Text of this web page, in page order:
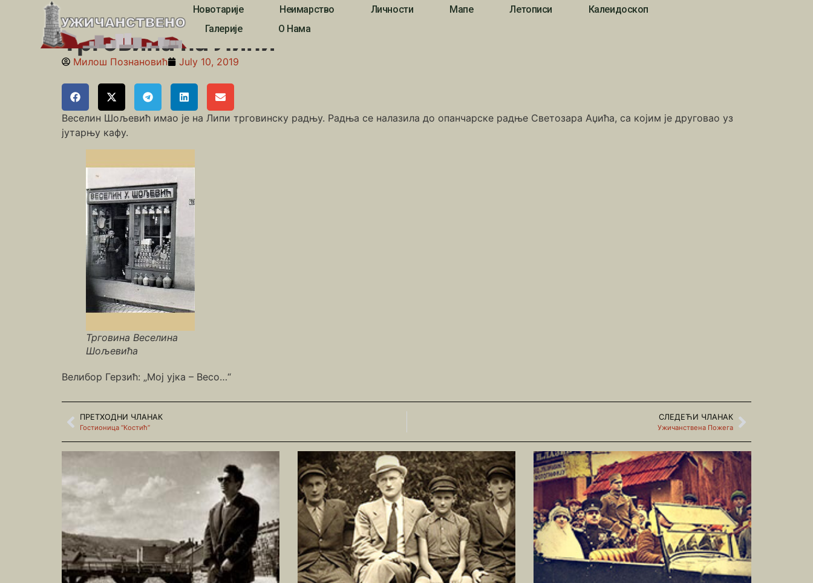
Новотарије Неимарство Личности Мапе Летописи
Калеидоскоп
Галерије
О Нама
Трговина на Липи
Трговина на Липи
Милош Познановић July 10, 2019
Веселин Шољевић имао је на Липи трговинску радњу. Радња се налазила до опанчарске радње Светозара Аџића, са којим је друговао уз
јутарњу кафу.
Трговина Веселина
Шољевића
Велибор Герзић: „Мој ујка – Весо…“
ПРЕТХОДНИ ЧЛАНАК
Гостионица “Костић”
СЛЕДЕЋИ ЧЛАНАК
Ужичанствена Пожега